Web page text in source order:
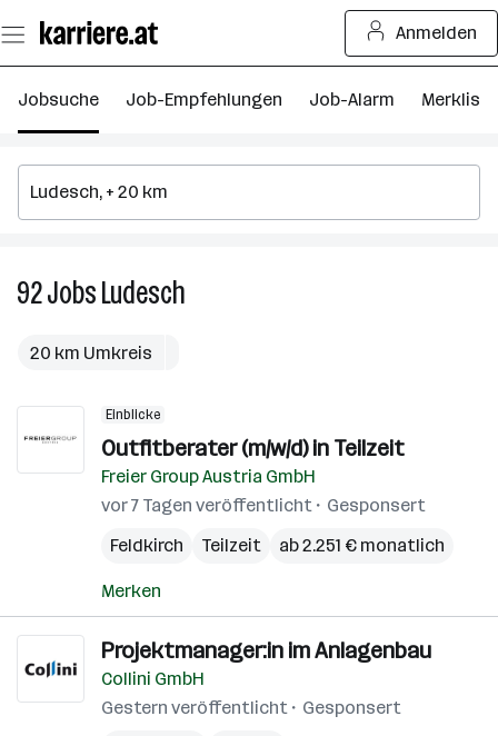
Seiteninhalt
springen
Anmelden
Jobsuche Job-Empfehlungen Job-Alarm Merkliste
92JobsLudesch
20 km Umkreis
Einblicke
Outfitberater (m/w/d) in Teilzeit
Freier Group Austria GmbH
vor 7 Tagen veröffentlicht
Gesponsert
Feldkirch
Teilzeit ab 2.251 € monatlich
Merken
Projektmanager:in im Anlagenbau
Collini GmbH
Gestern veröffentlicht
Gesponsert